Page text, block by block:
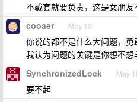
不戴套就要负责，这是女朋友
cooaer May 10
你说的都不是什么大问题，勇
我认为问题的关键是你想不想
SynchronizedLock May
要不起